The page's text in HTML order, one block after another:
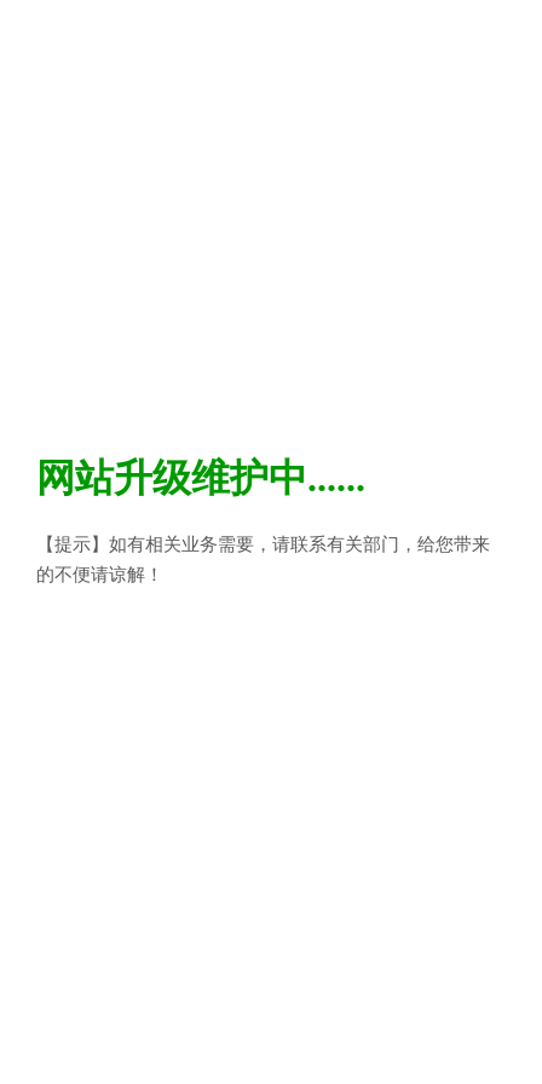
网站升级维护中......
【提示】如有相关业务需要，请联系有关部门，给您带来
的不便请谅解！